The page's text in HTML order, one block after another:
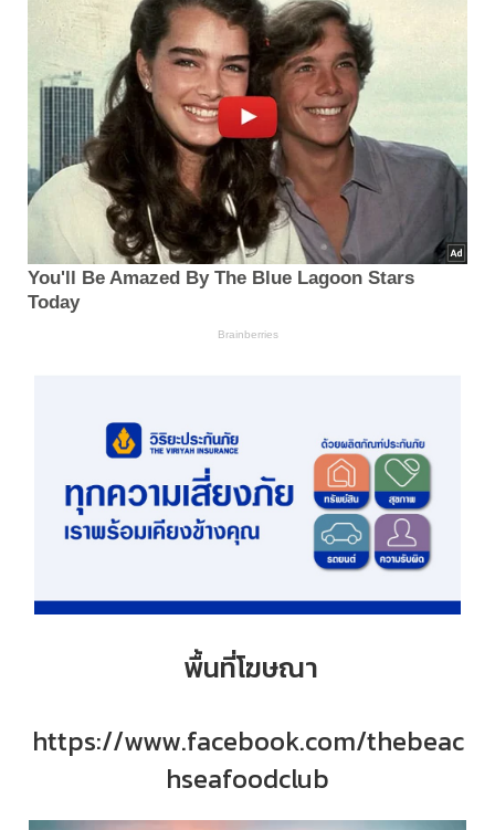
พื้นที่โฆษณา
https://www.facebook.com/thebeac
hseafoodclub